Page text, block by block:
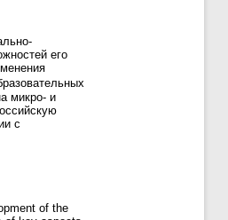
его
микро- и
с
of the